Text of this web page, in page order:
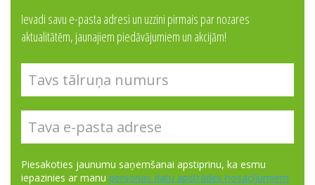
Ievadi savu e-pasta adresi un uzzini pirmais par nozares
aktualitātēm, jaunajiem piedāvājumiem un akcijām!
Piesakoties jaunumu saņemšanai apstiprinu, ka esmu
iepazinies ar manu personas datu apstrādes nosacījumiem